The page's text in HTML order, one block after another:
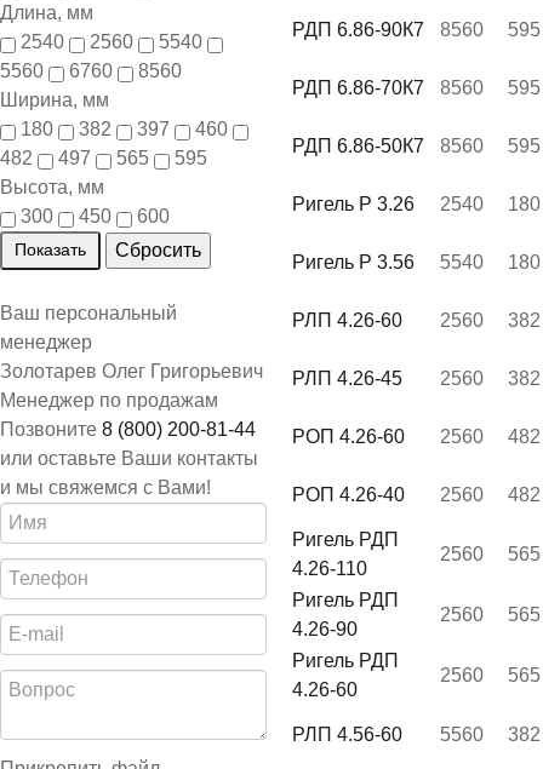
Длина, мм
2540
2560
5540
5560
6760
8560
Ширина, мм
180
382 397
460
482
497 565
595
Высота, мм
300
450 600
Ваш персональный
менеджер
Золотарев Олег Григорьевич
Менеджер по продажам
Позвоните 8 (800) 200-81-44
или оставьте Ваши контакты
и мы свяжемся с Вами!
РДП 6.86-90К7 8560 595
РДП 6.86-70К7 8560 595
РДП 6.86-50К7 8560 595
Ригель Р 3.26 2540 180
Ригель Р 3.56 5540 180
РЛП 4.26-60 2560 382
РЛП 4.26-45 2560 382
РОП 4.26-60 2560 482
РОП 4.26-40 2560 482
Ригель РДП
4.26-110
2560 565
Ригель РДП
4.26-90
2560 565
Ригель РДП
4.26-60
2560 565
РЛП 4.56-60 5560 382